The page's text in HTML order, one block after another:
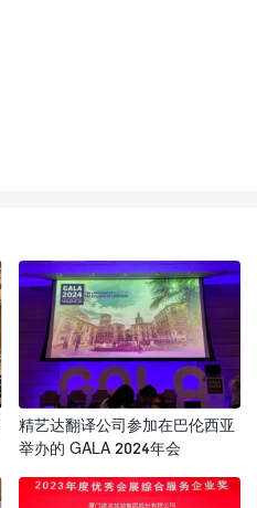
精艺达翻译公司参加在巴伦西亚
举办的 GALA 2024年会